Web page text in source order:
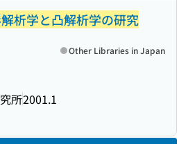
析学と凸解析学の研究
所2001.1
Other Libraries in Japan